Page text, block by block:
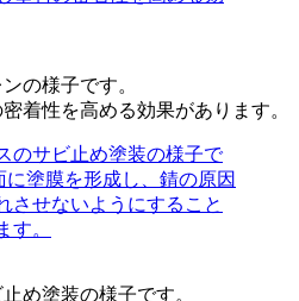
の様子です。
着性を高める効果があります。
め塗装の様子です。